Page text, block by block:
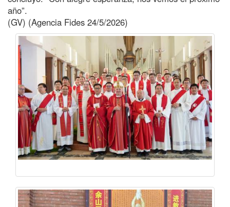
año”.
(GV) (Agencia Fides 24/5/2026)